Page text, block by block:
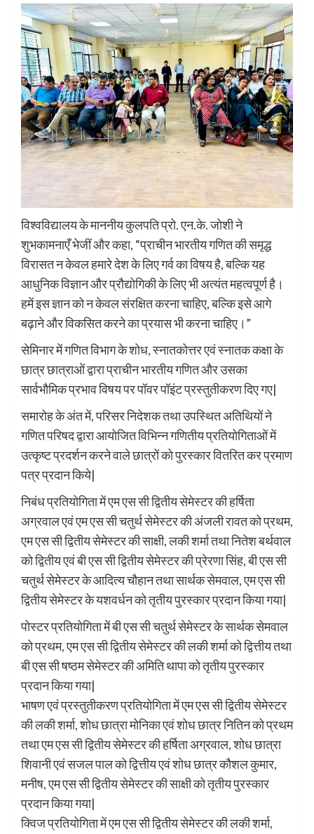
विश्वविद्यालय के माननीय कुलपति प्रो. एन.के. जोशी ने
शुभकामनाएँ भेजीं और कहा, “प्राचीन भारतीय गणित की समृद्ध
विरासत न केवल हमारे देश के लिए गर्व का विषय है, बल्कि यह
आधुनिक विज्ञान और प्रौद्योगिकी के लिए भी अत्यंत महत्वपूर्ण है।
हमें इस ज्ञान को न केवल संरक्षित करना चाहिए, बल्कि इसे आगे
बढ़ाने और विकसित करने का प्रयास भी करना चाहिए।”
सेमिनार में गणित विभाग के शोध, स्नातकोत्तर एवं स्नातक कक्षा के
छात्र छात्राओं द्वारा प्राचीन भारतीय गणित और उसका
सार्वभौमिक प्रभाव विषय पर पॉवर पॉइंट प्रस्तुतीकरण दिए गए|
समारोह के अंत में, परिसर निदेशक तथा उपस्थित अतिथियों ने
गणित परिषद द्वारा आयोजित विभिन्न गणितीय प्रतियोगिताओं में
उत्कृष्ट प्रदर्शन करने वाले छात्रों को पुरस्कार वितरित कर प्रमाण
पत्र प्रदान किये|
निबंध प्रतियोगिता में एम एस सी द्वितीय सेमेस्टर की हर्षिता
अग्रवाल एवं एम एस सी चतुर्थ सेमेस्टर की अंजली रावत को प्रथम,
एम एस सी द्वितीय सेमेस्टर की साक्षी, लकी शर्मा तथा नितेश बर्थवाल
को द्वितीय एवं बी एस सी द्वितीय सेमेस्टर की प्रेरणा सिंह, बी एस सी
चतुर्थ सेमेस्टर के आदित्य चौहान तथा सार्थक सेमवाल, एम एस सी
द्वितीय सेमेस्टर के यशवर्धन को तृतीय पुरस्कार प्रदान किया गया|
पोस्टर प्रतियोगिता में बी एस सी चतुर्थ सेमेस्टर के सार्थक सेमवाल
को प्रथम, एम एस सी द्वितीय सेमेस्टर की लकी शर्मा को द्वित्तीय तथा
बी एस सी षष्ठम सेमेस्टर की अमिति थापा को तृतीय पुरस्कार
प्रदान किया गया|
भाषण एवं प्रस्तुतीकरण प्रतियोगिता में एम एस सी द्वितीय सेमेस्टर
की लकी शर्मा, शोध छात्रा मोनिका एवं शोध छात्र नितिन को प्रथम
तथा एम एस सी द्वितीय सेमेस्टर की हर्षिता अग्रवाल, शोध छात्रा
शिवानी एवं सजल पाल को द्वित्तीय एवं शोध छात्र कौशल कुमार,
मनीष, एम एस सी द्वितीय सेमेस्टर की साक्षी को तृतीय पुरस्कार
प्रदान किया गया|
क्विज प्रतियोगिता में एम एस सी द्वितीय सेमेस्टर की लकी शर्मा,